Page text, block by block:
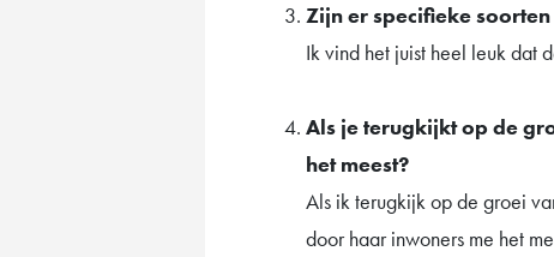
Zijn er specifieke
Ik vind het juist heel leuk dat
Als je terugkijkt op de
het meest?
Als ik terugkijk op de groei
door haar inwoners me het